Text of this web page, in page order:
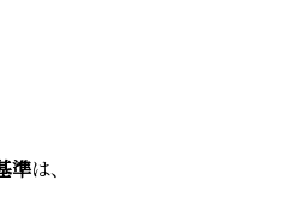
準は、